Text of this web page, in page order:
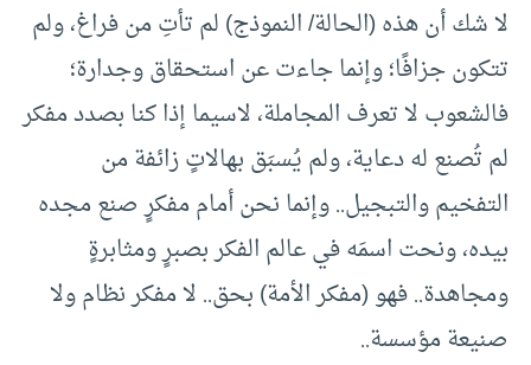
لا شك أن هذه (الحالة/ النموذج) لم تأتِ من فراغ، ولم
تتكون جزافًا؛ وإنما جاءت عن استحقاق وجدارة؛
فالشعوب لا تعرف المجاملة، لاسيما إذا كنا بصدد مفكر
لم تُصنع له دعاية، ولم يُسبَق بهالاتٍ زائفة من
التفخيم والتبجيل.. وإنما نحن أمام مفكرٍ صنع مجده
بيده، ونحت اسمَه في عالم الفكر بصبرٍ ومثابرةٍ
ومجاهدة.. فهو (مفكر الأمة) بحق.. لا مفكر نظام ولا
صنيعة مؤسسة..